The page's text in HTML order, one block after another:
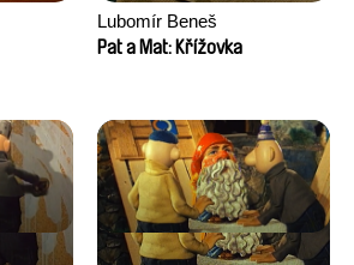
Lubomír Beneš
Pat a Mat: Křížovka